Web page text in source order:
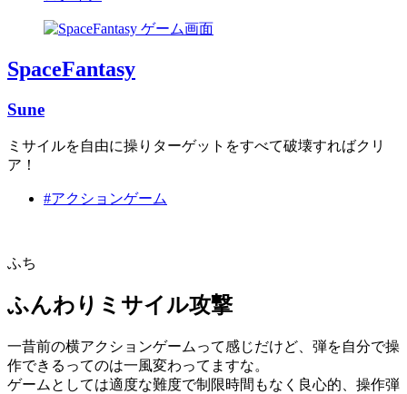
SpaceFantasy
Sune
ミサイルを自由に操りターゲットをすべて破壊すればクリ
ア！
#アクションゲーム
ふち
ふんわりミサイル攻撃
一昔前の横アクションゲームって感じだけど、弾を自分で操
作できるってのは一風変わってますな。
ゲームとしては適度な難度で制限時間もなく良心的、操作弾